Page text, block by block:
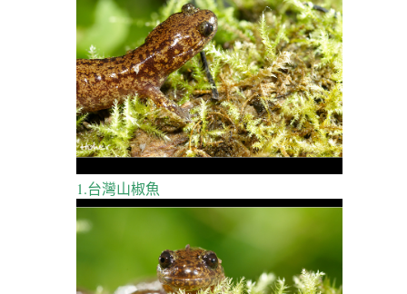
1.台灣山椒魚